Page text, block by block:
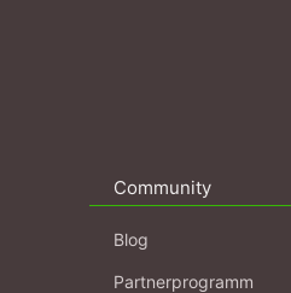
Community
Blog
Partnerprogramm